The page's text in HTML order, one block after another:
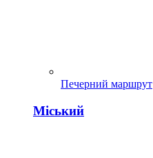
Печерний маршрут
Міський